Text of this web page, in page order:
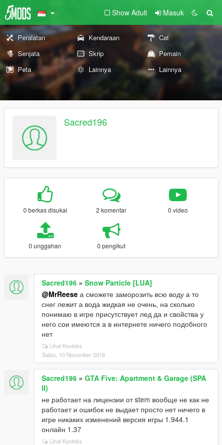
Show Adult Masuk
Peralatan Kendaraan
Cat
Senjata
Skrip
Pemain
Peta
Lainnya Lainnya
Sacred196
0 berkas disukai 2 komentar 0 video
0 unggahan 0 pengikut
Sacred196 » Snow Particle [LUA]
@MrReese а сможете заморозить всю воду а то
снег лежит а вода жидкая не очень, на сколько
понимаю в игре присутствует лед да и свойства у
него сои имеются а в интернете ничего подобного
нет
Lihat Konteks
Sabtu, 10 November 2018
Sacred196 » GTA Five: Apartment & Garage (SPA
II)
не работает на лицензии от stem вообще не как не
работает и ошибок не выдает просто нет ничего в
игре никаких изменений версия игры 1.944.1
онлайн 1.37
Lihat Konteks